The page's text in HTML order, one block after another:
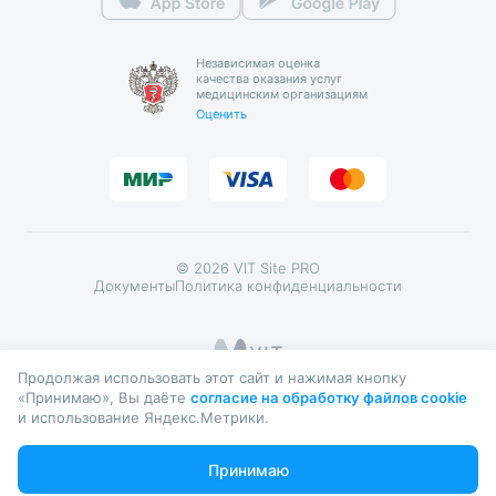
Письмо директору
Независимая оценка
качества оказания услуг
медицинским организациям
Оценить
© 2026 VIT Site PRO
ДокументыПолитика конфиденциальности
ИМЕЮТСЯ ПРОТИВОПОКАЗАНИЯ. НЕОБХОДИМО
ПРОКОНСУЛЬТИРОВАТЬСЯ СО СПЕЦИАЛИСТОМ
Продолжая использовать этот сайт и нажимая кнопку
«Принимаю», Вы даёте согласие на обработку файлов cookie
и использование Яндекс.Метрики.
Принимаю
Иммунолог
Инфекционист
Кинезиолог
Клинический психолог
Косметолог-эстетист